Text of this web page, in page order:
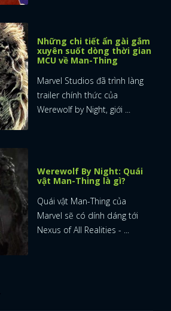
Những chi tiết ẩn gài gắm
xuyên suốt dòng thời gian
MCU về Man-Thing
Marvel Studios đã trình làng
trailer chính thức của
Werewolf by Night, giới ...
Werewolf By Night: Quái
vật Man-Thing là gì?
Quái vật Man-Thing của
Marvel sẽ có dính dáng tới
Nexus of All Realities - ...